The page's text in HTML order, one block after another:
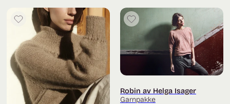
Robin av Helga Isager
Garnpakke